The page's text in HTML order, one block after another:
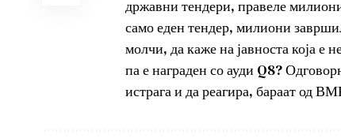
државни тендери, правеле
само еден тендер, милиони
молчи, да каже на јавноста која е
па е награден со ауди Q8?
истрага и да реагира, бараат